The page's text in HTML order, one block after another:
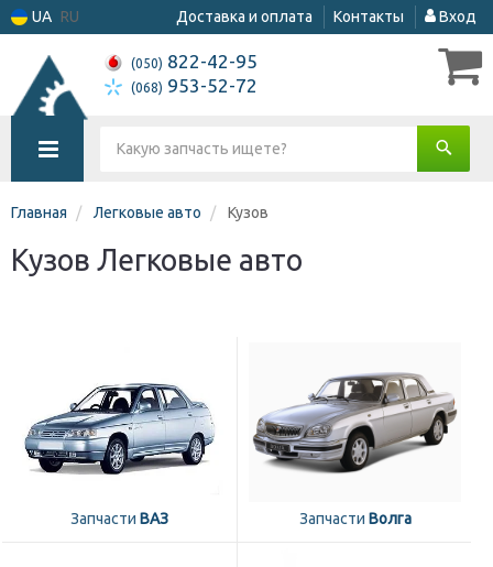
UA RU Доставка и оплата Контакты Вход
(050) 822-42-95
(068) 953-52-72
Главная Легковые авто Кузов
Кузов Легковые авто
Запчасти ВАЗ Запчасти Волга